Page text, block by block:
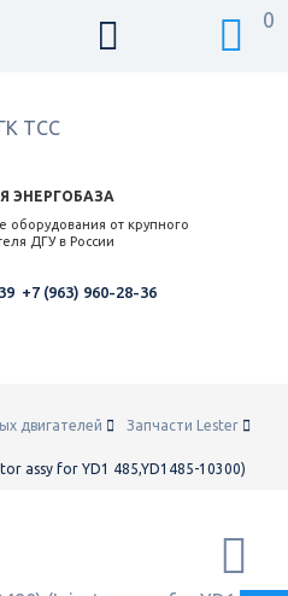
ЭНЕРГОБАЗА
оборудования от крупного
ДГУ в России
0
+7 (963) 960-28-36
двигателей
Запчасти Lester
assy for YD1 485,YD1485-10300)